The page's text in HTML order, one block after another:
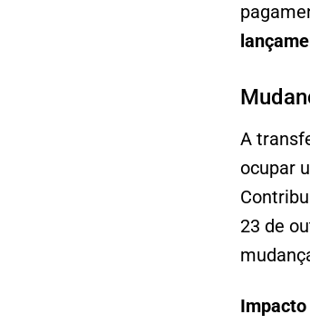
A
ocupar
23 de